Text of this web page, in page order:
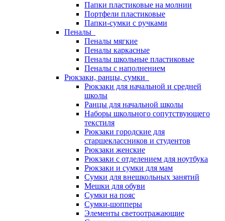
Папки пластиковые на молнии
Портфели пластиковые
Папки-сумки с ручками
Пеналы
Пеналы мягкие
Пеналы каркасные
Пеналы школьные пластиковые
Пеналы с наполнением
Рюкзаки, ранцы, сумки
Рюкзаки для начальной и средней
школы
Ранцы для начальной школы
Наборы школьного сопутствующего
текстиля
Рюкзаки городские для
старшеклассников и студентов
Рюкзаки женские
Рюкзаки с отделением для ноутбука
Рюкзаки и сумки для мам
Сумки для внешкольных занятий
Мешки для обуви
Сумки на пояс
Сумки-шопперы
Элементы светоотражающие